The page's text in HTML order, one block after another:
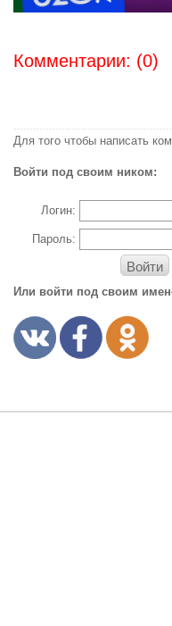
Комментарии: (0)
Для того чтобы написать
Войти под своим ником:
Логин:
Пароль:
Войти
Или войти под своим